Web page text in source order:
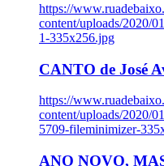
https://
content/uploads/2020/
1-335x256.jpg
CANTO de José
https://
content/uploads/2020/
5709-fileminimizer-
ANO NOVO,